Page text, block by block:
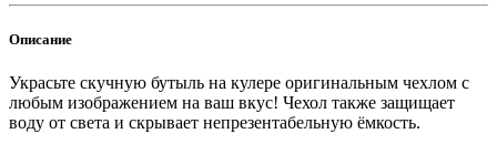
Описание
Украсьте скучную бутыль на кулере оригинальным чехлом с
любым изображением на ваш вкус! Чехол также защищает
воду от света и скрывает непрезентабельную ёмкость.